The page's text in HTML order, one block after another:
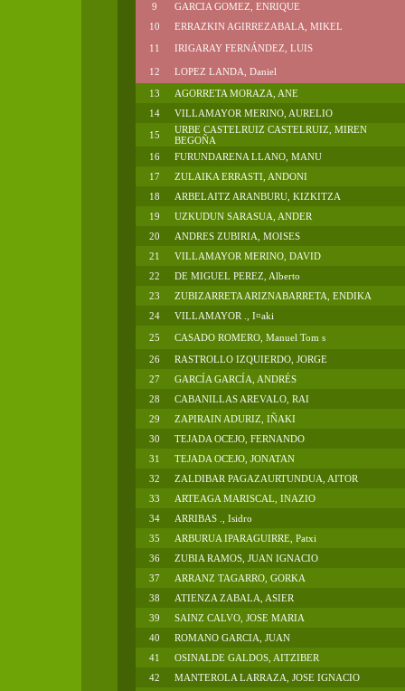
9
GARCIA GOMEZ, ENRIQUE
10
ERRAZKIN AGIRREZABALA, MIKEL
11
IRIGARAY FERNÁNDEZ, LUIS
12
LOPEZ LANDA, Daniel
13
AGORRETA MORAZA, ANE
14
VILLAMAYOR MERINO, AURELIO
15
URBE CASTELRUIZ CASTELRUIZ, MIREN
BEGOÑA
16
FURUNDARENA LLANO, MANU
17
ZULAIKA ERRASTI, ANDONI
18
ARBELAITZ ARANBURU, KIZKITZA
19
UZKUDUN SARASUA, ANDER
20
ANDRES ZUBIRIA, MOISES
21
VILLAMAYOR MERINO, DAVID
22
DE MIGUEL PEREZ, Alberto
23
ZUBIZARRETA ARIZNABARRETA, ENDIKA
24
VILLAMAYOR ., I¤aki
25
CASADO ROMERO, Manuel Tom s
26
RASTROLLO IZQUIERDO, JORGE
27
GARCÍA GARCÍA, ANDRÉS
28
CABANILLAS AREVALO, RAI
29
ZAPIRAIN ADURIZ, IÑAKI
30
TEJADA OCEJO, FERNANDO
31
TEJADA OCEJO, JONATAN
32
ZALDIBAR PAGAZAURTUNDUA, AITOR
33
ARTEAGA MARISCAL, INAZIO
34
ARRIBAS ., Isidro
35
ARBURUA IPARAGUIRRE, Patxi
36
ZUBIA RAMOS, JUAN IGNACIO
37
ARRANZ TAGARRO, GORKA
38
ATIENZA ZABALA, ASIER
39
SAINZ CALVO, JOSE MARIA
40
ROMANO GARCIA, JUAN
41
OSINALDE GALDOS, AITZIBER
42
MANTEROLA LARRAZA, JOSE IGNACIO